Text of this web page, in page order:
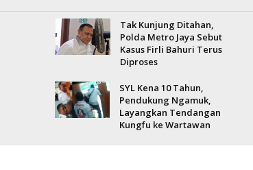
Tak Kunjung Ditahan,
Polda Metro Jaya Sebut
Kasus Firli Bahuri Terus
Diproses
SYL Kena 10 Tahun,
Pendukung Ngamuk,
Layangkan Tendangan
Kungfu ke Wartawan